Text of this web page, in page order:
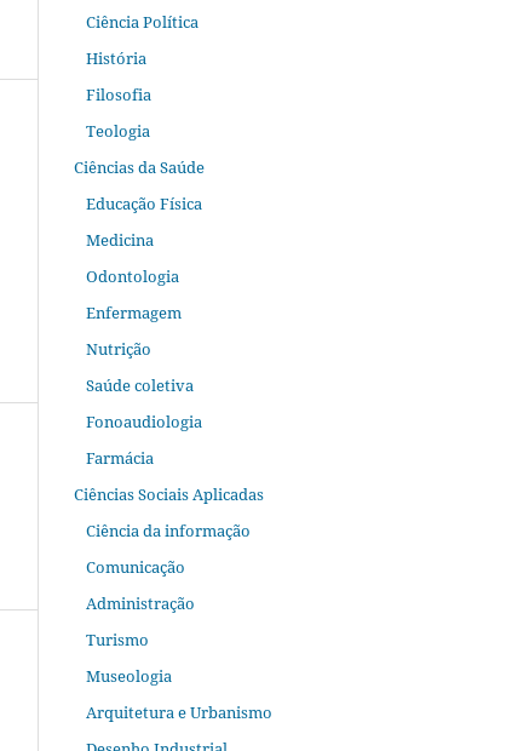
Ciência Política
História
Filosofia
Teologia
Ciências da Saúde
Educação Física
Medicina
Odontologia
Enfermagem
Nutrição
Saúde coletiva
Fonoaudiologia
Farmácia
Ciências Sociais Aplicadas
Ciência da informação
Comunicação
Administração
Turismo
Museologia
Arquitetura e Urbanismo